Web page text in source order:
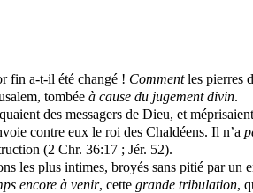
fin a-t-il été changé ! Commentles pierres
tombée à cause du jugement divin.
des messagers de Dieu, et
contre eux le roi des Chaldéens. Il n’a
(2 Chr. 36:17 ; Jér. 52).
les plus intimes, broyés sans pitié par un
encore à venir, cette grande tribulation,